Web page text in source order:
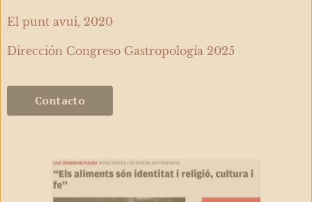
El punt avui, 2020
Dirección Congreso Gastropología 2025
Contacto